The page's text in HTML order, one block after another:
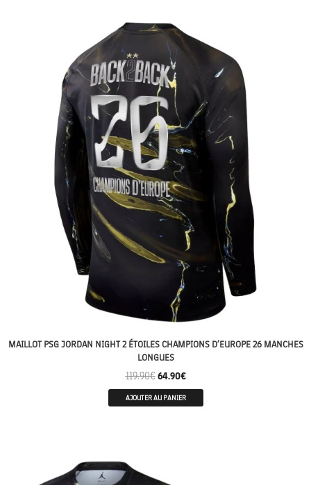
MAILLOT PSG JORDAN NIGHT 2 ÉTOILES CHAMPIONS D’EUROPE 26 MANCHES
LONGUES
119.90€ 64.90€
AJOUTER AU PANIER